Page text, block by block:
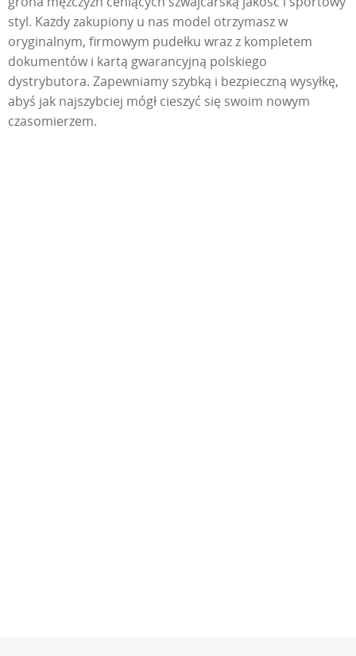
styl. Każdy zakupiony u nas model otrzymasz w
oryginalnym, firmowym pudełku wraz z kompletem
dokumentów i kartą gwarancyjną polskiego
dystrybutora. Zapewniamy szybką i bezpieczną wysyłkę,
abyś jak najszybciej mógł cieszyć się swoim nowym
czasomierzem.